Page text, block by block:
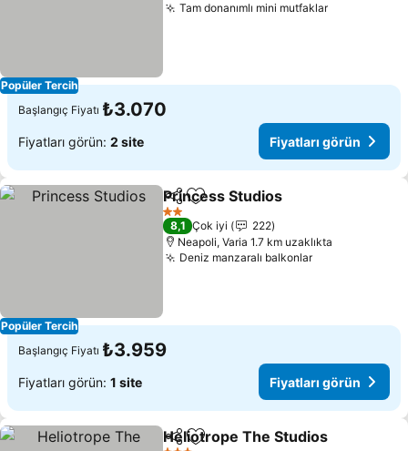
Popüler Tercih
Tam donanımlı mini mutfaklarFiyatları
Başlangıç Fiyatı ₺3.070
Fiyatları görün: 2 site Fiyatları görün
Popüler Tercih
PaylaşFavorilerime ekle
Princess Studios
2 Yıldız
8,1 Çok iyi
222
Neapoli, Varia 1.7 km uzaklıkta
Deniz manzaralı balkonlarFiyatları
Başlangıç Fiyatı ₺3.959
Fiyatları görün: 1 site Fiyatları görün
PaylaşFavorilerime ekle
Heliotrope The Studios